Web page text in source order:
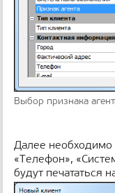
Выбор признака
Далее
«Телефон»,
будут печататься